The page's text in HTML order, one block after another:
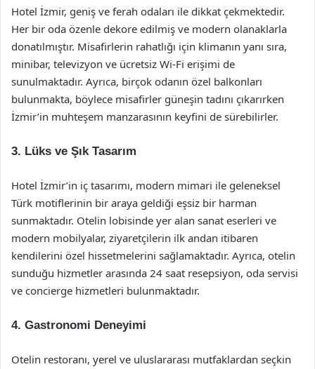
Hotel İzmir, geniş ve ferah odaları ile dikkat çekmektedir.
Her bir oda özenle dekore edilmiş ve modern olanaklarla
donatılmıştır. Misafirlerin rahatlığı için klimanın yanı sıra,
minibar, televizyon ve ücretsiz Wi-Fi erişimi de
sunulmaktadır. Ayrıca, birçok odanın özel balkonları
bulunmakta, böylece misafirler güneşin tadını çıkarırken
İzmir’in muhteşem manzarasının keyfini de sürebilirler.
3. Lüks ve Şık Tasarım
Hotel İzmir’in iç tasarımı, modern mimari ile geleneksel
Türk motiflerinin bir araya geldiği eşsiz bir harman
sunmaktadır. Otelin lobisinde yer alan sanat eserleri ve
modern mobilyalar, ziyaretçilerin ilk andan itibaren
kendilerini özel hissetmelerini sağlamaktadır. Ayrıca, otelin
sunduğu hizmetler arasında 24 saat resepsiyon, oda servisi
ve concierge hizmetleri bulunmaktadır.
4. Gastronomi Deneyimi
Otelin restoranı, yerel ve uluslararası mutfaklardan seçkin